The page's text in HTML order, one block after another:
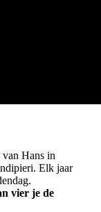
Hans in
Elk jaar
vier je de